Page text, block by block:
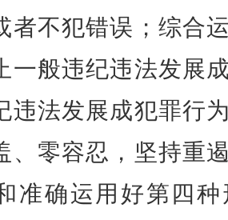
者不犯错误；综合
一般违纪违法发展
违法发展成犯罪行
、零容忍，坚持重
准确运用好第四